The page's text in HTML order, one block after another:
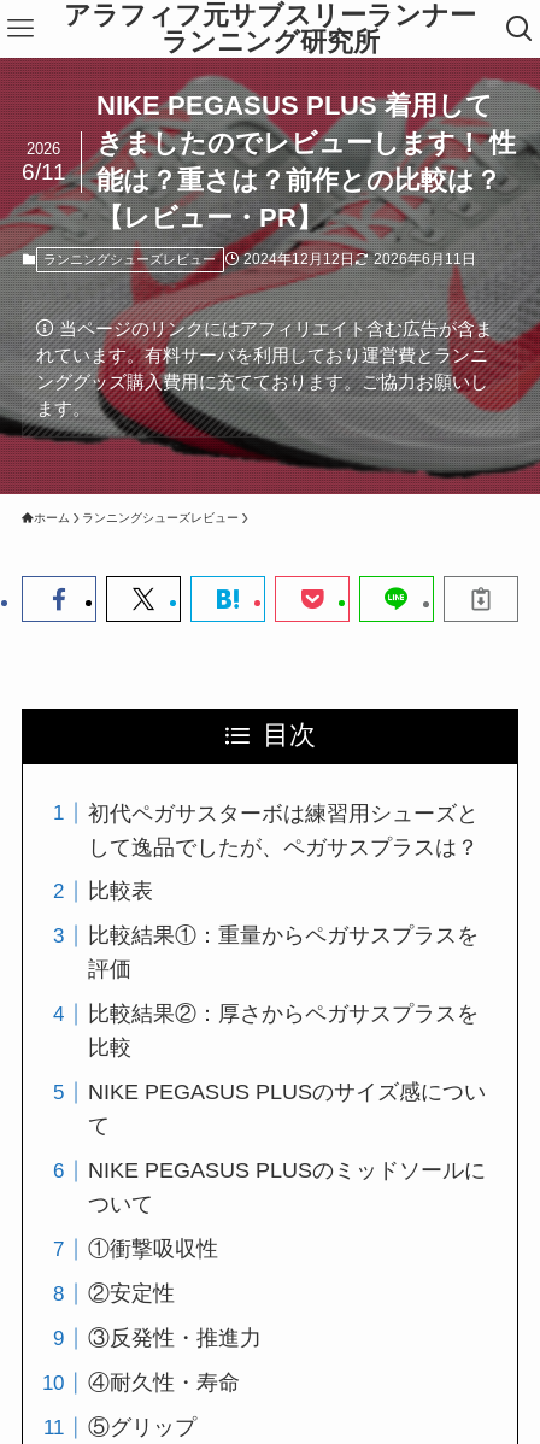
アラフィフ元サブスリーランナー
ランニング研究所
NIKE PEGASUS PLUS 着用して
きましたのでレビューします！ 性
能は？重さは？前作との比較は？
【レビュー・PR】
2026
6/11
ランニングシューズレビュー 2024年12月12日 2026年6月11日
当ページのリンクにはアフィリエイト含む広告が含ま
れています。有料サーバを利用しており運営費とランニ
ンググッズ購入費用に充てております。ご協力お願いし
ます。
ホーム ランニングシューズレビュー
目次
初代ペガサスターボは練習用シューズと
して逸品でしたが、ペガサスプラスは？
比較表
比較結果①：重量からペガサスプラスを
評価
比較結果②：厚さからペガサスプラスを
比較
NIKE PEGASUS PLUSのサイズ感につい
て
NIKE PEGASUS PLUSのミッドソールに
ついて
①衝撃吸収性
②安定性
③反発性・推進力
④耐久性・寿命
⑤グリップ